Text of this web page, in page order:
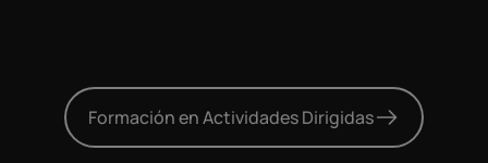
Formación en Actividades Dirigidas